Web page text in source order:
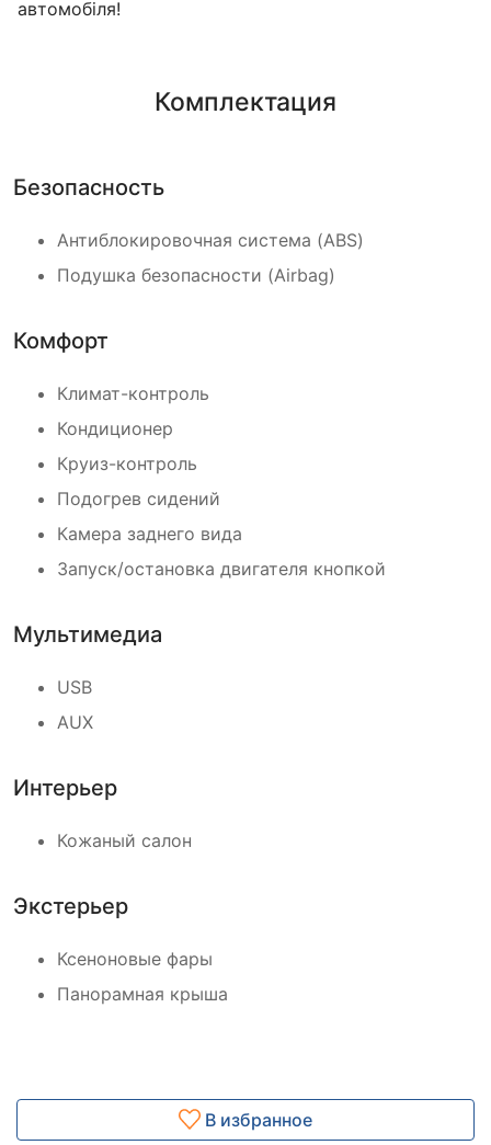
автомобіля!
Комплектация
Безопасность
Антиблокировочная система (ABS)
Подушка безопасности (Airbag)
Комфорт
Климат-контроль
Кондиционер
Круиз-контроль
Подогрев сидений
Камера заднего вида
Запуск/остановка двигателя кнопкой
Мультимедиа
USB
AUX
Интерьер
Кожаный салон
Экстерьер
Ксеноновые фары
Панорамная крыша
В избранное